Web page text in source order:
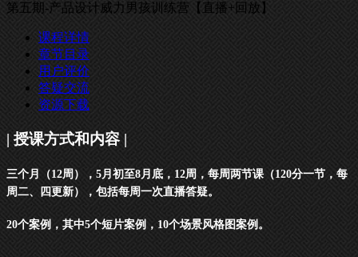
第五期-产品设计威力男孩训练营【直播+回放】
课程详情
章节目录
用户评价
答疑交流
资源下载
| 授课方式和内容 |
三个月（12周），5月初至8月底，12周，每周两节课（120分一节，每
周二、四更新），包括每周一次直播答疑。
20个案例，其中5个短片案例，10个场景风格图案例。